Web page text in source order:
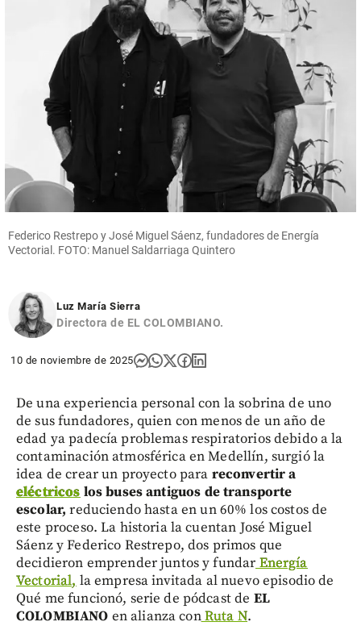
Federico Restrepo y José Miguel Sáenz, fundadores de Energía
Vectorial. FOTO: Manuel Saldarriaga Quintero
Luz María Sierra
Directora de EL COLOMBIANO.
10 de noviembre de 2025
De una experiencia personal con la sobrina de uno
de sus fundadores, quien con menos de un año de
edad ya padecía problemas respiratorios debido a la
contaminación atmosférica en Medellín, surgió la
idea de crear un proyecto para reconvertir a
eléctricos los buses antiguos de transporte
escolar, reduciendo hasta en un 60% los costos de
este proceso. La historia la cuentan José Miguel
Sáenz y Federico Restrepo, dos primos que
decidieron emprender juntos y fundar Energía
Vectorial, la empresa invitada al nuevo episodio de
Qué me funcionó, serie de pódcast de EL
COLOMBIANO en alianza conRuta N.